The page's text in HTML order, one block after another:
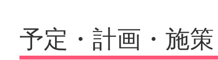
予定・計画・施策